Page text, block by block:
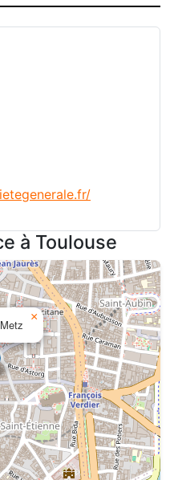
à Toulouse
×